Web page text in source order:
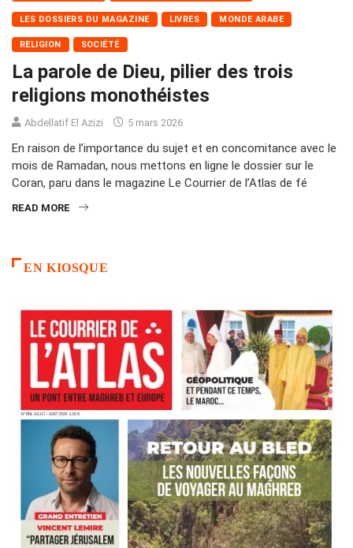
LES DOSSIERS DU MAGAZINE LIVRES MONDE ARABE
RELIGION SOCIÉTÉ
La parole de Dieu, pilier des trois
religions monothéistes
Abdellatif El Azizi 5 mars 2026
En raison de l’importance du sujet et en concomitance avec le
mois de Ramadan, nous mettons en ligne le dossier sur le
Coran, paru dans le magazine Le Courrier de l’Atlas de fé
READ MORE
EN KIOSQUE